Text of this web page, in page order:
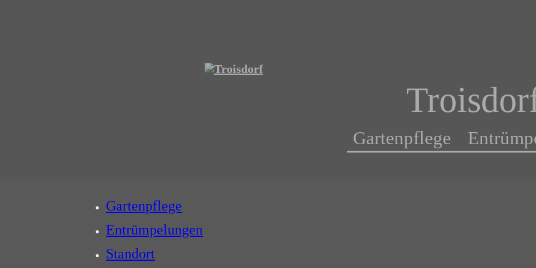
Gartenpflege
Gartenpflege
Entrümpelungen
Standort